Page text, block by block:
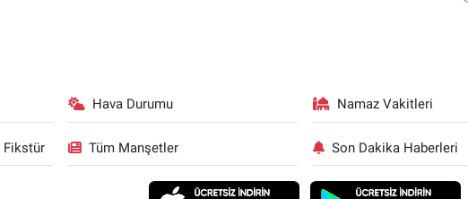
Hava Durumu Namaz Vakitleri
Fikstür Tüm Manşetler Son Dakika Haberleri